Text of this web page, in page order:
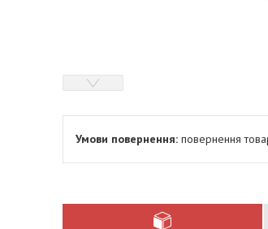
повернення